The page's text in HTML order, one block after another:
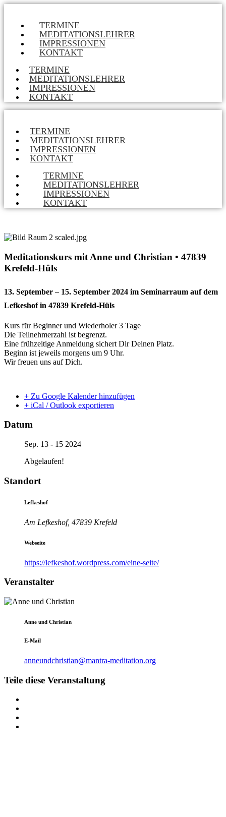
TERMINE
MEDITATIONSLEHRER
IMPRESSIONEN
KONTAKT
TERMINE
MEDITATIONSLEHRER
IMPRESSIONEN
KONTAKT
TERMINE
MEDITATIONSLEHRER
IMPRESSIONEN
KONTAKT
TERMINE
MEDITATIONSLEHRER
IMPRESSIONEN
KONTAKT
Meditationskurs mit Anne und Christian • 47839
Krefeld-Hüls
13. September – 15. September 2024 im Seminarraum auf dem
Lefkeshof in 47839 Krefeld-Hüls
Kurs für Beginner und Wiederholer 3 Tage
Die Teilnehmerzahl ist begrenzt.
Eine frühzeitige Anmeldung sichert Dir Deinen Platz.
Beginn ist jeweils morgens um 9 Uhr.
Wir freuen uns auf Dich.
+ Zu Google Kalender hinzufügen
+ iCal / Outlook exportieren
Datum
Sep. 13 - 15 2024
Abgelaufen!
Standort
Lefkeshof
Am Lefkeshof, 47839 Krefeld
Webseite
https://lefkeshof.wordpress.com/eine-seite/
Veranstalter
Anne und Christian
E-Mail
anneundchristian@mantra-meditation.org
Teile diese Veranstaltung